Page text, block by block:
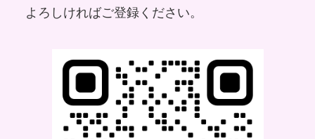
よろしければご登録ください。